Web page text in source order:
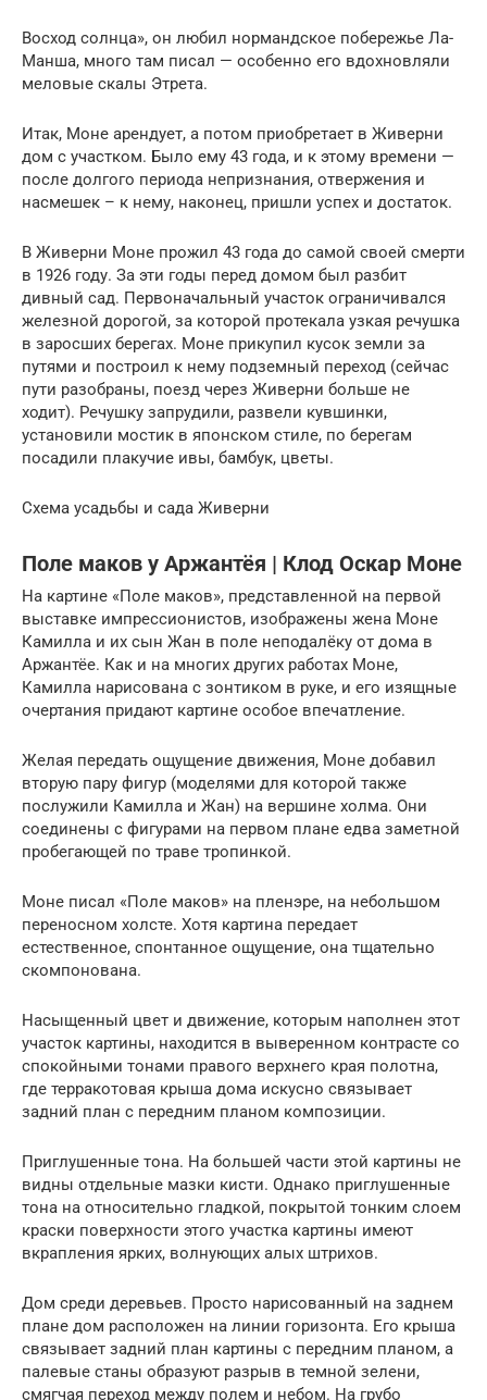
Восход солнца», он любил нормандское побережье Ла-
Манша, много там писал — особенно его вдохновляли
меловые скалы Этрета.
Итак, Моне арендует, а потом приобретает в Живерни
дом с участком. Было ему 43 года, и к этому времени —
после долгого периода непризнания, отвержения и
насмешек – к нему, наконец, пришли успех и достаток.
В Живерни Моне прожил 43 года до самой своей смерти
в 1926 году. За эти годы перед домом был разбит
дивный сад. Первоначальный участок ограничивался
железной дорогой, за которой протекала узкая речушка
в заросших берегах. Моне прикупил кусок земли за
путями и построил к нему подземный переход (сейчас
пути разобраны, поезд через Живерни больше не
ходит). Речушку запрудили, развели кувшинки,
установили мостик в японском стиле, по берегам
посадили плакучие ивы, бамбук, цветы.
Схема усадьбы и сада Живерни
Поле маков у Аржантёя | Клод Оскар Моне
На картине «Поле маков», представленной на первой
выставке импрессионистов, изображены жена Моне
Камилла и их сын Жан в поле неподалёку от дома в
Аржантёе. Как и на многих других работах Моне,
Камилла нарисована с зонтиком в руке, и его изящные
очертания придают картине особое впечатление.
Желая передать ощущение движения, Моне добавил
вторую пару фигур (моделями для которой также
послужили Камилла и Жан) на вершине холма. Они
соединены с фигурами на первом плане едва заметной
пробегающей по траве тропинкой.
Моне писал «Поле маков» на пленэре, на небольшом
переносном холсте. Хотя картина передает
естественное, спонтанное ощущение, она тщательно
скомпонована.
Насыщенный цвет и движение, которым наполнен этот
участок картины, находится в выверенном контрасте со
спокойными тонами правого верхнего края полотна,
где терракотовая крыша дома искусно связывает
задний план с передним планом композиции.
Приглушенные тона. На большей части этой картины не
видны отдельные мазки кисти. Однако приглушенные
тона на относительно гладкой, покрытой тонким слоем
краски поверхности этого участка картины имеют
вкрапления ярких, волнующих алых штрихов.
Дом среди деревьев. Просто нарисованный на заднем
плане дом расположен на линии горизонта. Его крыша
связывает задний план картины с передним планом, а
палевые станы образуют разрыв в темной зелени,
смягчая переход между полем и небом. На грубо